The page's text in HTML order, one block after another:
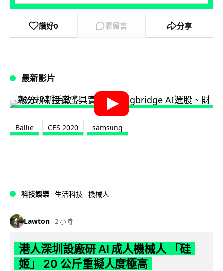
讚好0 看留言 分享
最新影片
Ballie CES 2020 samsung
科技娛樂 生活科技 機械人
Lawton 2 小時
港人深圳設廠研 AI 成人機械人 「硅
姬」 20 公斤重擬人度極高